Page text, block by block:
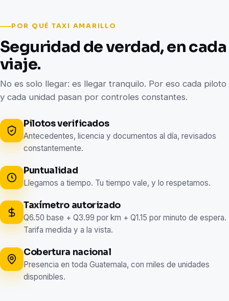
POR QUÉ TAXI AMARILLO
Seguridad de verdad, en cada
viaje.
No es solo llegar: es llegar tranquilo. Por eso cada piloto
y cada unidad pasan por controles constantes.
Pilotos verificados
Antecedentes, licencia y documentos al día, revisados
constantemente.
Puntualidad
Llegamos a tiempo. Tu tiempo vale, y lo respetamos.
Taxímetro autorizado
Q6.50 base + Q3.99 por km + Q1.15 por minuto de espera.
Tarifa medida y a la vista.
Cobertura nacional
Presencia en toda Guatemala, con miles de unidades
disponibles.